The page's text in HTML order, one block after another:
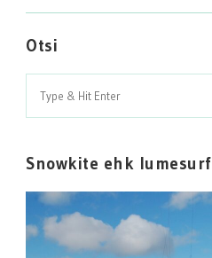
Otsi
Search
for:
Snowkite ehk lumesurf